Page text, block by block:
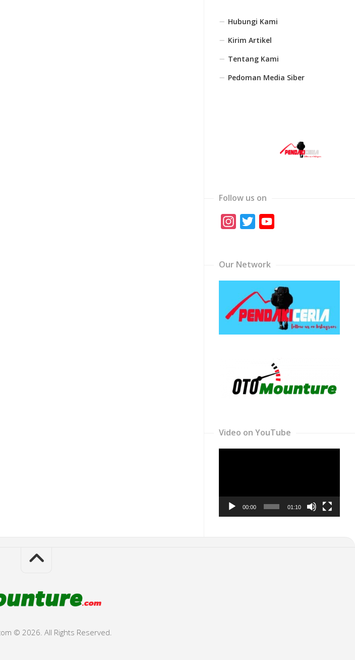
Hubungi Kami
Kirim Artikel
Tentang Kami
Pedoman Media Siber
Follow us on
Instagram
Twitter
Our Network
Video on YouTube
00:00 01:10
© 2026. All Rights Reserved.